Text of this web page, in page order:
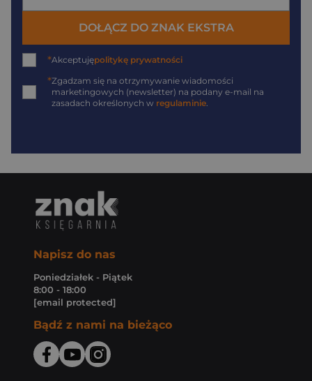
DOŁĄCZ DO ZNAK EKSTRA
*Akceptujępolitykę prywatności
*Zgadzam się na otrzymywanie wiadomości
marketingowych (newsletter) na podany e-mail na
zasadach określonych w regulaminie
Napisz do nas
Poniedziałek - Piątek
8:00 - 18:00
[email protected]
Bądź z nami na bieżąco